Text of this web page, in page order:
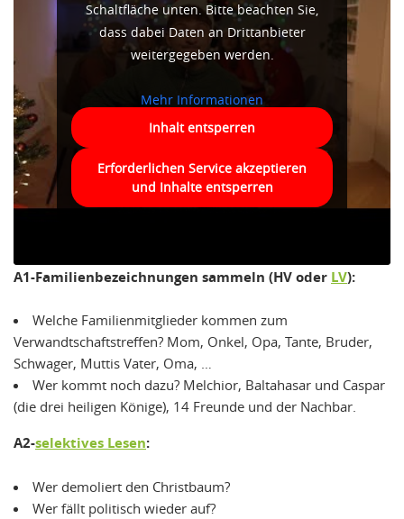
Schaltfläche unten. Bitte beachten Sie,
dass dabei Daten an Drittanbieter
weitergegeben werden.
Mehr Informationen
Inhalt entsperren
Erforderlichen Service akzeptieren
und Inhalte entsperren
A1-Familienbezeichnungen sammeln (HV oder LV):
Welche Familienmitglieder kommen zum
Verwandtschaftstreffen? Mom, Onkel, Opa, Tante, Bruder,
Schwager, Muttis Vater, Oma, …
Wer kommt noch dazu? Melchior, Baltahasar und Caspar
(die drei heiligen Könige), 14 Freunde und der Nachbar.
A2-selektives Lesen:
Wer demoliert den Christbaum?
Wer fällt politisch wieder auf?